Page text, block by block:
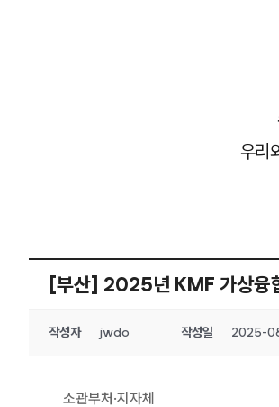
우리
[부산] 2025년 KMF 가상융
작성자 jwdo 작성일 2025-
소관부처·지자체